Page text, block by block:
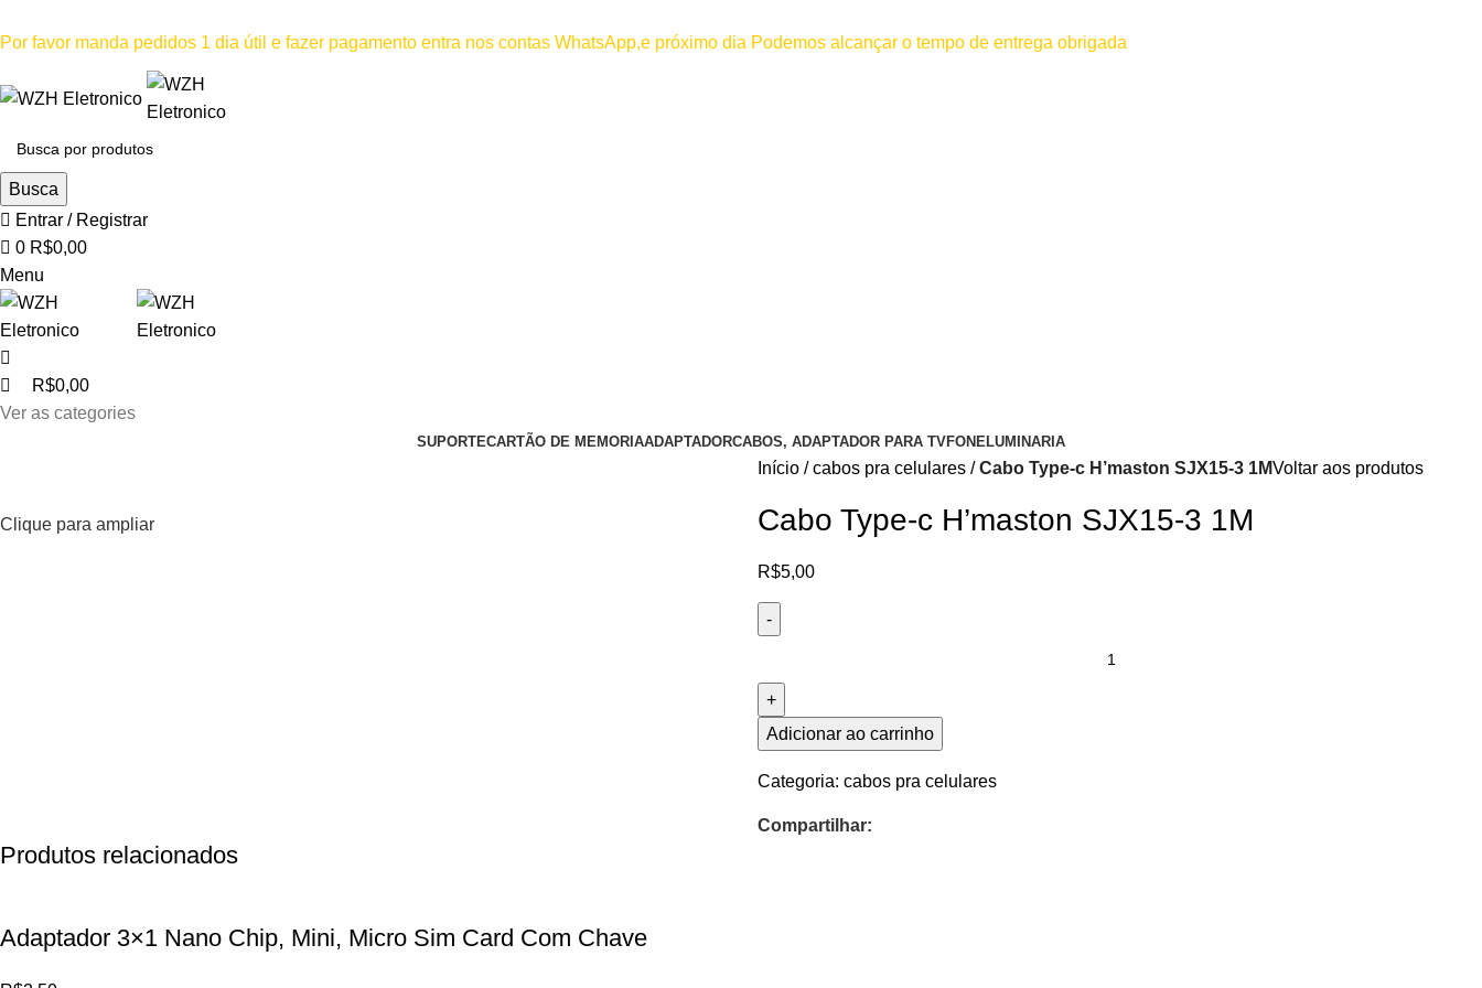
Por favor manda pedidos 1 dia útil e fazer pagamento entra nos contas WhatsApp,e próximo dia Podemos alcançar o tempo de entrega obrigada
Busca
Entrar / Registrar
0 R$0,00
Menu
R$0,00
Ver as categories
SUPORTECARTÃO DE MEMORIAADAPTADORCABOS, ADAPTADOR PARA TVFONELUMINARIA
Clique para ampliar
Início cabos pra celulares Cabo Type-c H’maston SJX15-3 1MVoltar aos produtos
Cabo Type-c H’maston SJX15-3 1M
R$5,00
Adicionar ao carrinho
Categoria: cabos pra celulares
Compartilhar:
Produtos relacionados
Adaptador 3×1 Nano Chip, Mini, Micro Sim Card Com Chave